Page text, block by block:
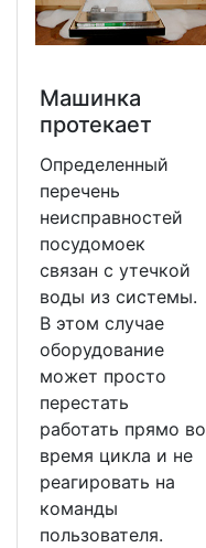
Машинка
протекает
Определенный
перечень
неисправностей
посудомоек
связан с утечкой
воды из системы.
В этом случае
оборудование
может просто
перестать
работать прямо во
время цикла и не
реагировать на
команды
пользователя.